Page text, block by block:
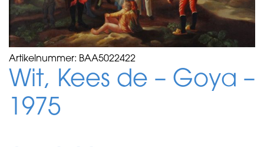
Artikelnummer: BAA5022422
Wit, Kees de – Goya –
1975